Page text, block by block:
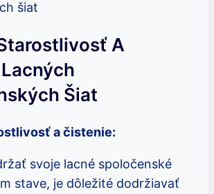
A
Šiat
a čistenie:
svoje lacné spoločenské
stave, je dôležité dodržiavať